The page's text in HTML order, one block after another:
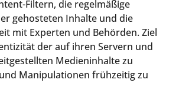
Filtern, die regelmäßige
gehosteten Inhalte und die
mit Experten und Behörden. Ziel
der auf ihren Servern und
Medieninhalte zu
Manipulationen frühzeitig zu